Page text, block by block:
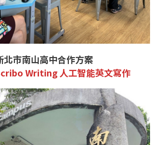
北市南山高中合作方案
Writing 人工智能英文寫作